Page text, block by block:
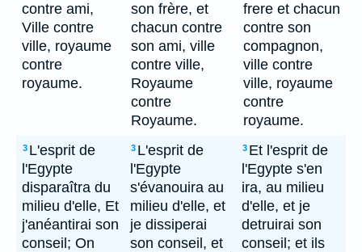
contre ami,
Ville contre
ville, royaume
contre
royaume.
son frère, et
chacun contre
son ami, ville
contre ville,
Royaume
contre
Royaume.
frere et chacun
contre son
compagnon,
ville contre
ville, royaume
contre
royaume.
3 L'esprit de
l'Egypte
disparaîtra du
milieu d'elle, Et
j'anéantirai son
conseil; On
3 L'esprit de
l'Egypte
s'évanouira au
milieu d'elle, et
je dissiperai
son conseil, et
3 Et l'esprit de
l'Egypte s'en
ira, au milieu
d'elle, et je
detruirai son
conseil; et ils